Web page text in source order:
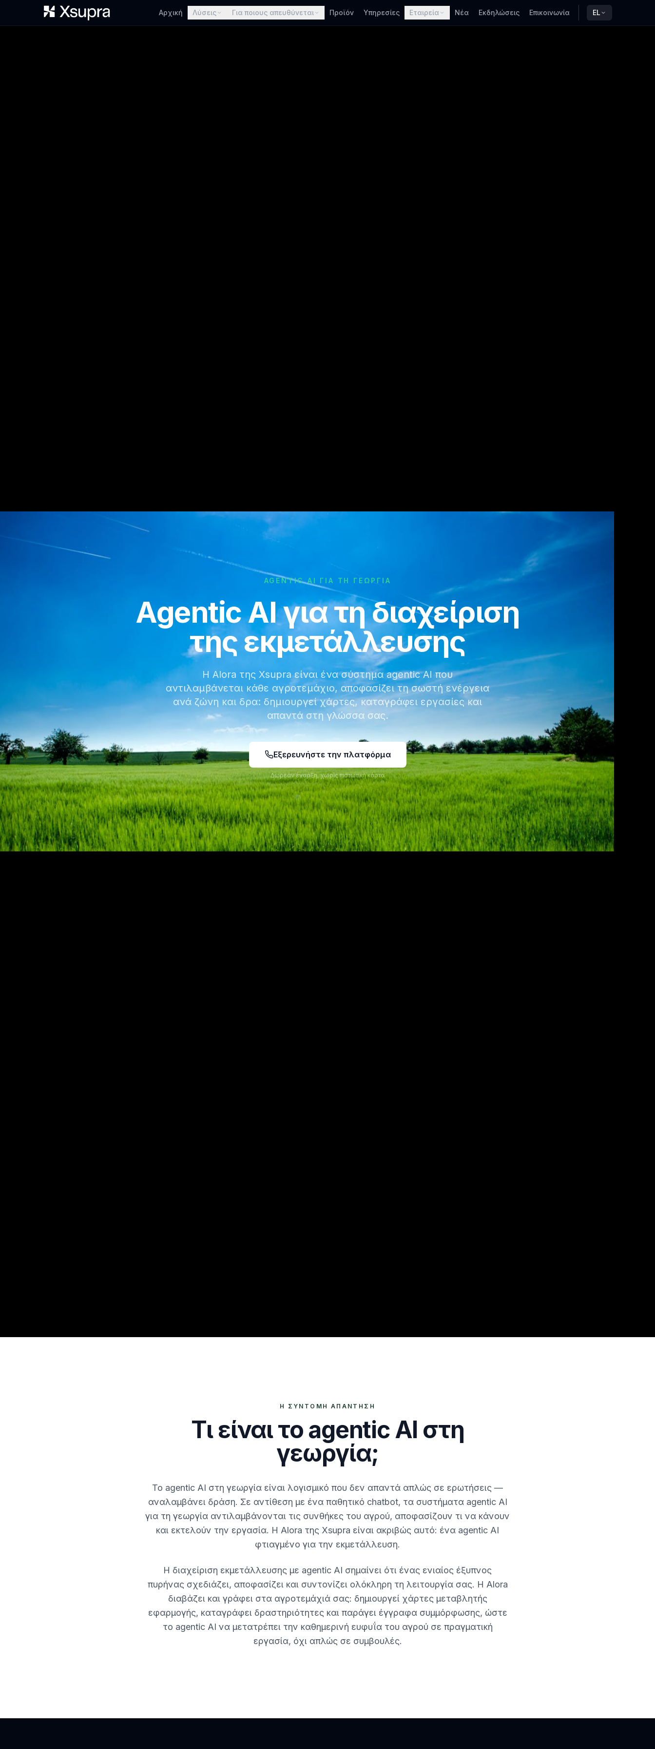
Αρχική Λύσεις Για ποιους απευθύνεται Προϊόν Υπηρεσίες Εταιρεία Νέα Εκδηλώσεις Επικοινωνία EL
AGENTIC AI ΓΙΑ ΤΗ ΓΕΩΡΓΊΑ
Agentic AI για τη διαχείριση
της εκμετάλλευσης
Η Alora της Xsupra είναι ένα σύστημα agentic AI που
αντιλαμβάνεται κάθε αγροτεμάχιο, αποφασίζει τη σωστή ενέργεια
ανά ζώνη και δρα: δημιουργεί χάρτες, καταγράφει εργασίες και
απαντά στη γλώσσα σας.
Εξερευνήστε την πλατφόρμα
Δωρεάν έναρξη, χωρίς πιστωτική κάρτα
Η ΣΎΝΤΟΜΗ ΑΠΆΝΤΗΣΗ
Τι είναι το agentic AI στη
γεωργία;
Το agentic AI στη γεωργία είναι λογισμικό που δεν απαντά απλώς σε ερωτήσεις —
αναλαμβάνει δράση. Σε αντίθεση με ένα παθητικό chatbot, τα συστήματα agentic AI
για τη γεωργία αντιλαμβάνονται τις συνθήκες του αγρού, αποφασίζουν τι να κάνουν
και εκτελούν την εργασία. Η Alora της Xsupra είναι ακριβώς αυτό: ένα agentic AI
φτιαγμένο για την εκμετάλλευση.
Η διαχείριση εκμετάλλευσης με agentic AI σημαίνει ότι ένας ενιαίος έξυπνος
πυρήνας σχεδιάζει, αποφασίζει και συντονίζει ολόκληρη τη λειτουργία σας. Η Alora
διαβάζει και γράφει στα αγροτεμάχιά σας: δημιουργεί χάρτες μεταβλητής
εφαρμογής, καταγράφει δραστηριότητες και παράγει έγγραφα συμμόρφωσης, ώστε
το agentic AI να μετατρέπει την καθημερινή ευφυΐα του αγρού σε πραγματική
εργασία, όχι απλώς σε συμβουλές.